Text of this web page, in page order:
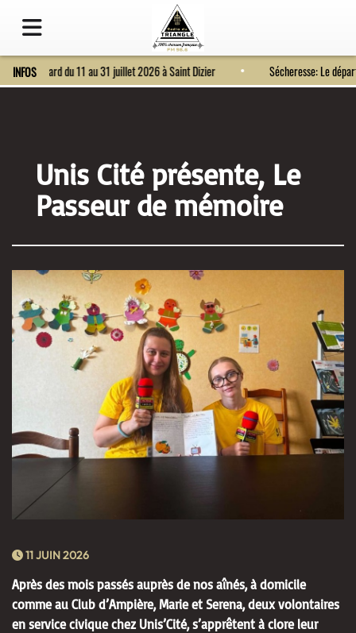
INFOSFort Bragard du 11 au 31 juillet 2026 à Saint Dizier Sécheresse: Le
Unis Cité présente, Le
Passeur de mémoire
11 JUIN 2026
Après des mois passés auprès de nos aînés, à domicile
comme au Club d’Ampière, Marie et Serena, deux volontaires
en service civique chez Unis’Cité, s’apprêtent à clore leur